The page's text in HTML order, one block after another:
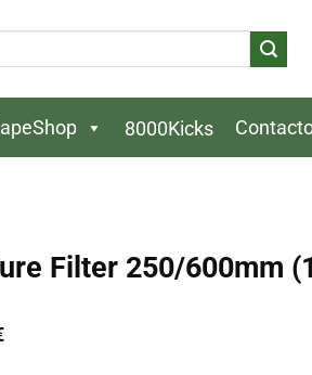
8000Kicks
Filter 250/600mm